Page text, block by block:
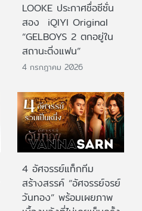
LOOKE ประกาศชื่อซีซั่น
สอง iQIYI Original
“GELBOYS 2 ตกอยู่ใน
สถานะติ่งแฟน”
4 กรกฎาคม 2026
4 อัศจรรย์แท็กทีม
สร้างสรรค์ “อัศจรรย์จรย์
วันทอง” พร้อมเผยภาพ